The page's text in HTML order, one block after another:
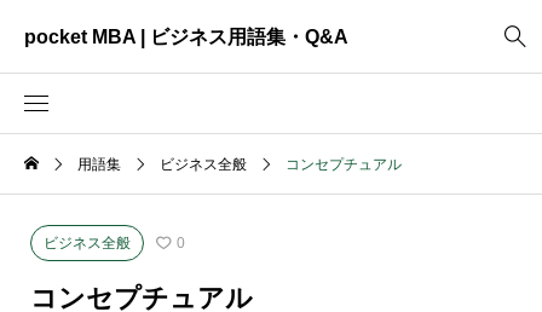
pocket MBA | ビジネス用語集・Q&A
ビジネス全般
資料作成
用語集 ビジネス全般 コンセプチュアル
ビジネス全般 0
コンセプチュアル